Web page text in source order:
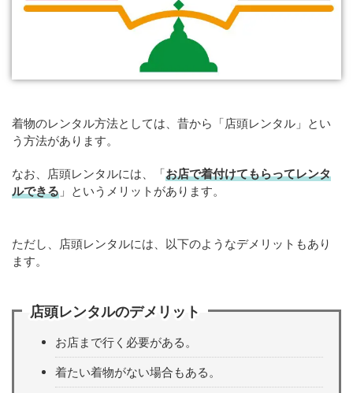
着物のレンタル方法としては、昔から「店頭レンタル」とい
う方法があります。
なお、店頭レンタルには、「お店で着付けてもらってレンタ
ルできる 」というメリットがあります。
ただし、店頭レンタルには、以下のようなデメリットもあり
ます。
店頭レンタルのデメリット
お店まで行く必要がある。
着たい着物がない場合もある。